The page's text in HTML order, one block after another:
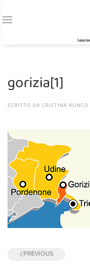
gorizia[1]
SCRITTO DA CRISTINA RONCO
PREVIOUS